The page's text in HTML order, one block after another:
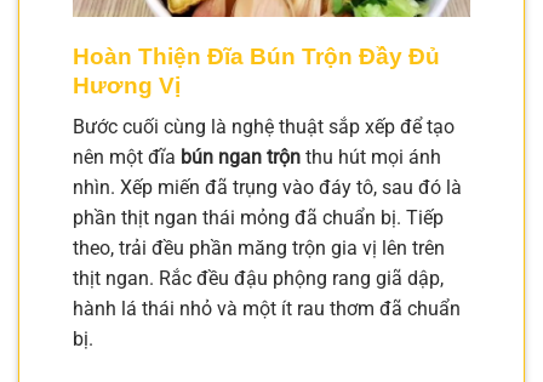
Hoàn Thiện Đĩa Bún Trộn Đầy Đủ
Hương Vị
Bước cuối cùng là nghệ thuật sắp xếp để tạo
nên một đĩa bún ngan trộn thu hút mọi ánh
nhìn. Xếp miến đã trụng vào đáy tô, sau đó là
phần thịt ngan thái mỏng đã chuẩn bị. Tiếp
theo, trải đều phần măng trộn gia vị lên trên
thịt ngan. Rắc đều đậu phộng rang giã dập,
hành lá thái nhỏ và một ít rau thơm đã chuẩn
bị.